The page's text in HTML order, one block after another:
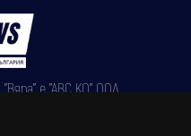
е "АВС КО" ООД,